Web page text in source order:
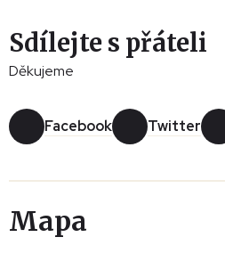
Sdílejte s přáteli
Děkujeme
Facebook Twitter
Mapa